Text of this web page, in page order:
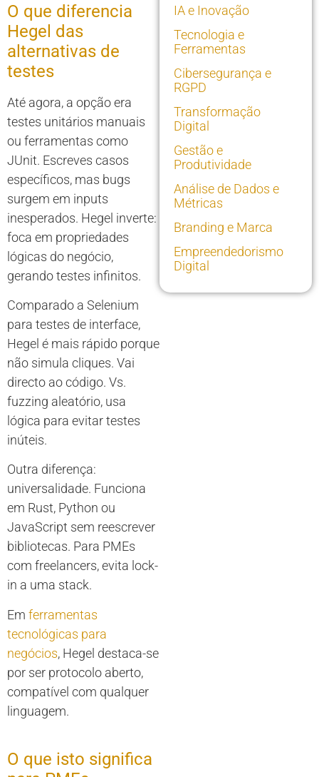
O que diferencia
Hegel das
alternativas de
testes
Até agora, a opção era
testes unitários manuais
ou ferramentas como
JUnit. Escreves casos
específicos, mas bugs
surgem em inputs
inesperados. Hegel inverte:
foca em propriedades
lógicas do negócio,
gerando testes infinitos.
Comparado a Selenium
para testes de interface,
Hegel é mais rápido porque
não simula cliques. Vai
directo ao código. Vs.
fuzzing aleatório, usa
lógica para evitar testes
inúteis.
Outra diferença:
universalidade. Funciona
em Rust, Python ou
JavaScript sem reescrever
bibliotecas. Para PMEs
com freelancers, evita lock-
in a uma stack.
Em ferramentas
tecnológicas para
negócios, Hegel destaca-se
por ser protocolo aberto,
compatível com qualquer
linguagem.
O que isto significa
IA e Inovação
Tecnologia e
Ferramentas
Cibersegurança e
RGPD
Transformação
Digital
Gestão e
Produtividade
Análise de Dados e
Métricas
Branding e Marca
Empreendedorismo
Digital